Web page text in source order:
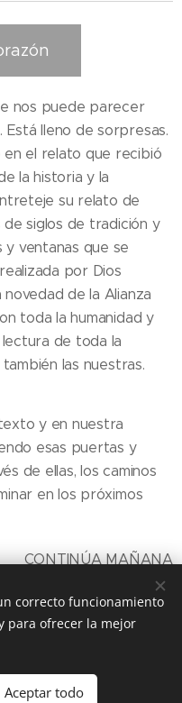
nos puede parecer
Está lleno de sorpresas.
el relato que recibió
la historia y la
su relato de
siglos de tradición y
ventanas que se
por Dios
de la Alianza
toda la humanidad y
de toda la
las nuestras.
y en nuestra
esas puertas y
de ellas, los caminos
en los próximos
CONTINÚA MAÑANA
correcto funcionamiento
para ofrecer la mejor
Aceptar todo